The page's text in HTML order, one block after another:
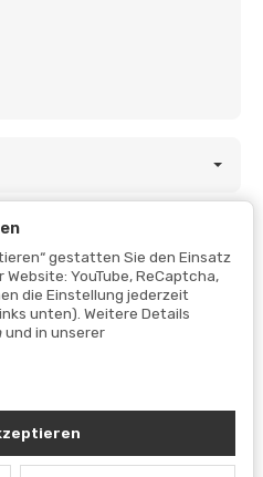
widerrufen
gestatten Sie den Einsatz
YouTube, ReCaptcha,
die Einstellung jederzeit
unten). Weitere Details
und in unserer